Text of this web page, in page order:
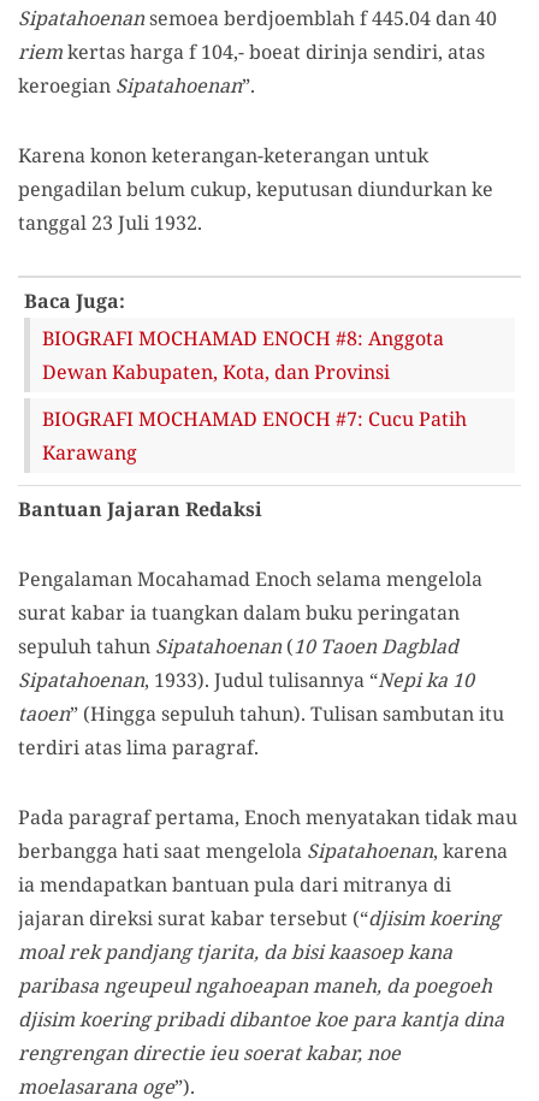
Sipatahoenansemoea berdjoemblah f 445.04 dan 40
riemkertas harga f 104,- boeat dirinja sendiri, atas
keroegian Sipatahoenan”.
Karena konon keterangan-keterangan untuk
pengadilan belum cukup, keputusan diundurkan ke
tanggal 23 Juli 1932.
Baca Juga:
BIOGRAFI MOCHAMAD ENOCH #8: Anggota
Dewan Kabupaten, Kota, dan Provinsi
BIOGRAFI MOCHAMAD ENOCH #7: Cucu Patih
Karawang
Bantuan Jajaran Redaksi
Pengalaman Mocahamad Enoch selama mengelola
surat kabar ia tuangkan dalam buku peringatan
sepuluh tahun Sipatahoenan (10 Taoen Dagblad
Sipatahoenan, 1933). Judul tulisannya “Nepi ka 10
taoen” (Hingga sepuluh tahun). Tulisan sambutan itu
terdiri atas lima paragraf.
Pada paragraf pertama, Enoch menyatakan tidak mau
berbangga hati saat mengelola Sipatahoenan, karena
ia mendapatkan bantuan pula dari mitranya di
jajaran direksi surat kabar tersebut (“djisim koering
moal rek pandjang tjarita, da bisi kaasoep kana
paribasa ngeupeul ngahoeapan maneh, da poegoeh
djisim koering pribadi dibantoe koe para kantja dina
rengrengan directie ieu soerat kabar, noe
moelasarana oge”).